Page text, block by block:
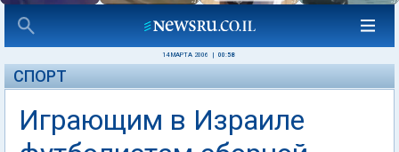
14 МАРТА 2006 00:58
СПОРТ
Играющим в Израиле